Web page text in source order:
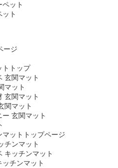
ペット
ット
ージ
トトップ
玄関マット
マット
玄関マット
関マット
ー 玄関マット
マットトップページ
チンマット
キッチンマット
ッチンマット